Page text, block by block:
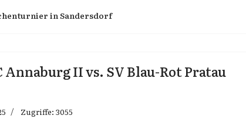
in Sandersdorf
Annaburg II vs. SV Blau-Rot Pratau
Zugriffe: 3055